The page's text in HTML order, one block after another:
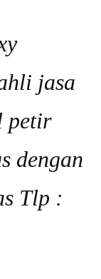
jasa
petir
dengan
Tlp :